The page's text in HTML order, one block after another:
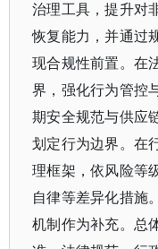
治理工具，提升对
恢复能力，并通过
现合规性前置。在
界，强化行为管控
期安全规范与供应
划定行为边界。在
理框架，依风险等
自律等差异化措施
机制作为补充。总